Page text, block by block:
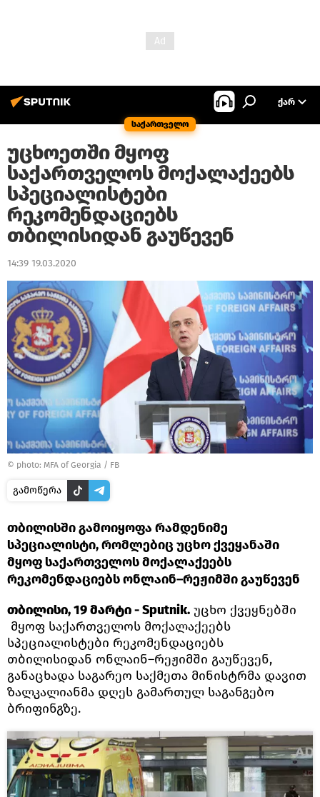
საქართველო
ᲥᲐᲠ
უცხოეთში მყოფ
საქართველოს მოქალაქეებს
სპეციალისტები
რეკომენდაციებს
თბილისიდან გაუწევენ
14:39 19.03.2020
© photo: MFA of Georgia / FB
გამოწერა
თბილისში გამოიყოფა რამდენიმე
სპეციალისტი, რომლებიც უცხო ქვეყანაში
მყოფ საქართველოს მოქალაქეებს
რეკომენდაციებს ონლაინ–რეჟიმში გაუწევენ
თბილისი, 19 მარტი - Sputnik. უცხო ქვეყნებში
მყოფ საქართველოს მოქალაქეებს
სპეციალისტები რეკომენდაციებს
თბილისიდან ონლაინ–რეჟიმში გაუწევენ,
განაცხადა საგარეო საქმეთა მინისტრმა დავით
ზალკალიანმა დღეს გამართულ საგანგებო
ბრიფინგზე.